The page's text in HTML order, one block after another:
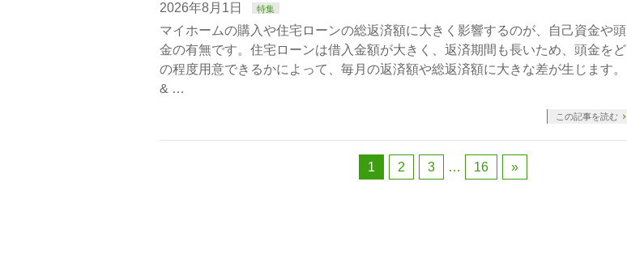
2026年8月1日 特集
マイホームの購入や住宅ローンの総返済額に大きく影響するのが、自己資金や頭
金の有無です。住宅ローンは借入金額が大きく、返済期間も長いため、頭金をど
の程度用意できるかによって、毎月の返済額や総返済額に大きな差が生じます。
& …
この記事を読む
1 2 3 … 16 »